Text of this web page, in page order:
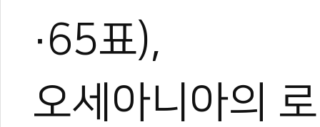
·65표),
오세아니아의